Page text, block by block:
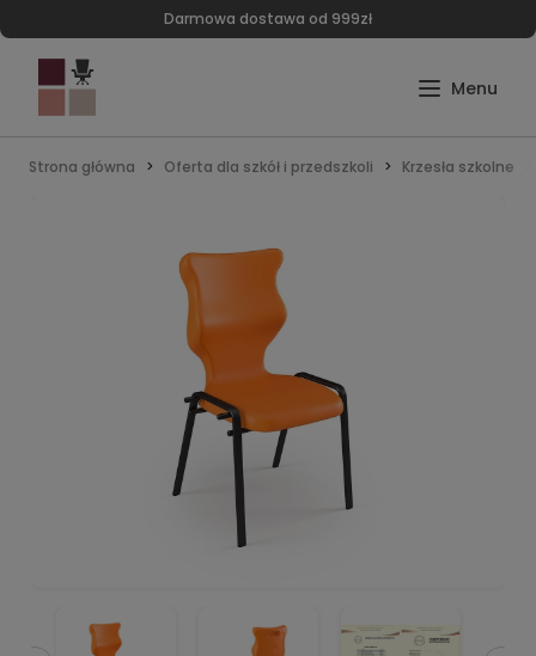
Darmowa dostawa od 999zł
Strona główna Oferta dla szkół i przedszkoli Krzesła szkolne